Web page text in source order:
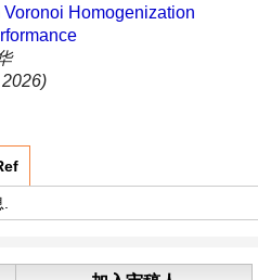
Homogenization